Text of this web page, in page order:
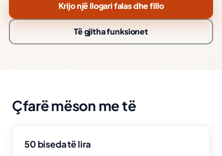
Krijo një llogari falas dhe fillo
Të gjitha funksionet
Çfarë mëson me të
50 biseda të lira